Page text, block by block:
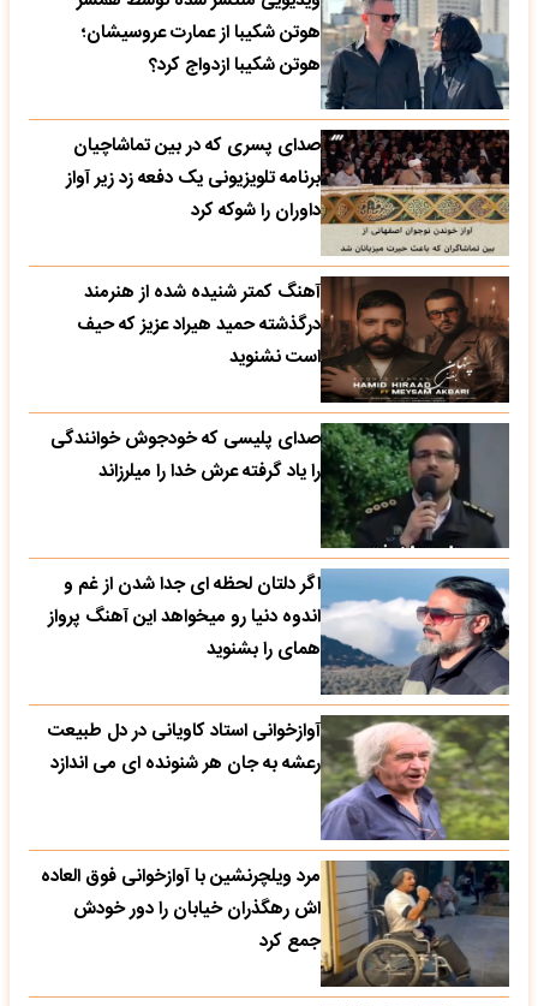
هوتن شکیبا از عمارت عروسیشان؛
هوتن شکیبا ازدواج کرد؟
صدای پسری که در بین تماشاچیان
برنامه تلویزیونی یک دفعه زد زیر آواز
داوران را شوکه کرد
آهنگ کمتر شنیده شده از هنرمند
درگذشته حمید هیراد عزیز که حیف
است نشنوید
صدای پلیسی که خودجوش خوانندگی
را یاد گرفته عرش خدا را میلرزاند
اگر دلتان لحظه ای جدا شدن از غم و
اندوه دنیا رو میخواهد این آهنگ پرواز
همای را بشنوید
آوازخوانی استاد کاویانی در دل طبیعت
رعشه به جان هر شنونده ای می اندازد
مرد ویلچرنشین با آوازخوانی فوق العاده
اش رهگذران خیابان را دور خودش
جمع کرد